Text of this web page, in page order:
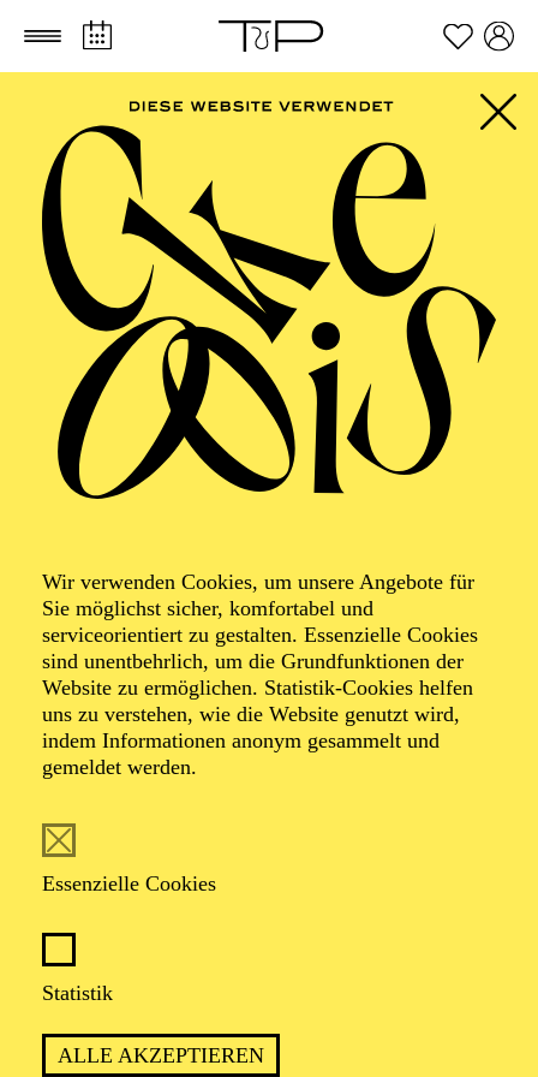
Zum Hauptinhalt springen Zum Footer springen
Wir verwenden Cookies, um unsere Angebote für
Sie möglichst sicher, komfortabel und
serviceorientiert zu gestalten. Essenzielle Cookies
sind unentbehrlich, um die Grundfunktionen der
Website zu ermöglichen. Statistik-Cookies helfen
uns zu verstehen, wie die Website genutzt wird,
indem Informationen anonym gesammelt und
gemeldet werden.
Essenzielle Cookies
Statistik
ALLE AKZEPTIEREN
Foto: Daniela Pfeil
Teneriffa auf. Bis 2003 absolvierte er seine Ausbildung